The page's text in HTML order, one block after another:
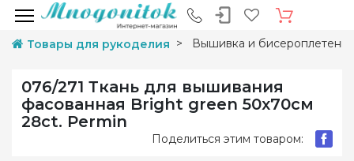
Товары для рукоделия Вышивка и
076/271 Ткань для вышивания
фасованная Bright green 50х70см
28ct. Permin
Поделиться этим товаром: